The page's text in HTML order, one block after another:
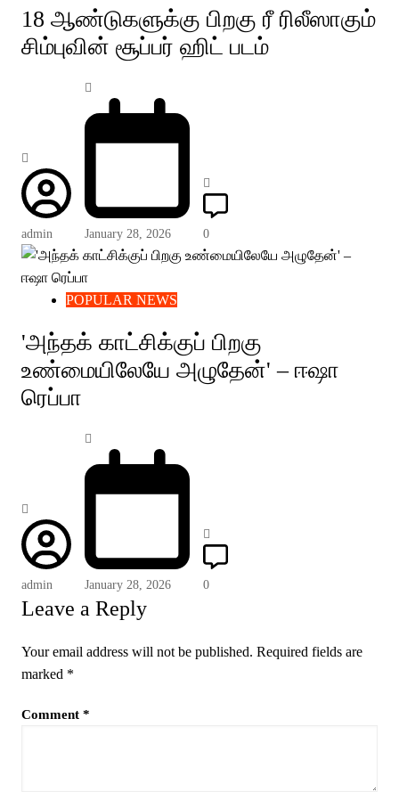
18 ஆண்டுகளுக்கு பிறகு ரீ ரிலீஸாகும்
சிம்புவின் சூப்பர் ஹிட் படம்
admin January 28, 2026 0
POPULAR NEWS
'அந்தக் காட்சிக்குப் பிறகு
உண்மையிலேயே அழுதேன்' – ஈஷா
ரெப்பா
admin January 28, 2026 0
Leave a Reply
Your email address will not be published. Required fields are
marked *
Comment *